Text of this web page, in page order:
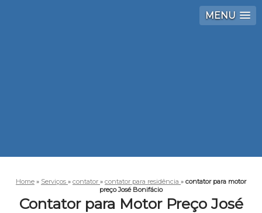
MENU
Home » Serviços » contator » contator para residência » contator para motor
preço José Bonifácio
Contator para Motor Preço José